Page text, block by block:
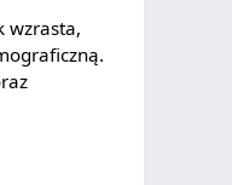
wzrasta,